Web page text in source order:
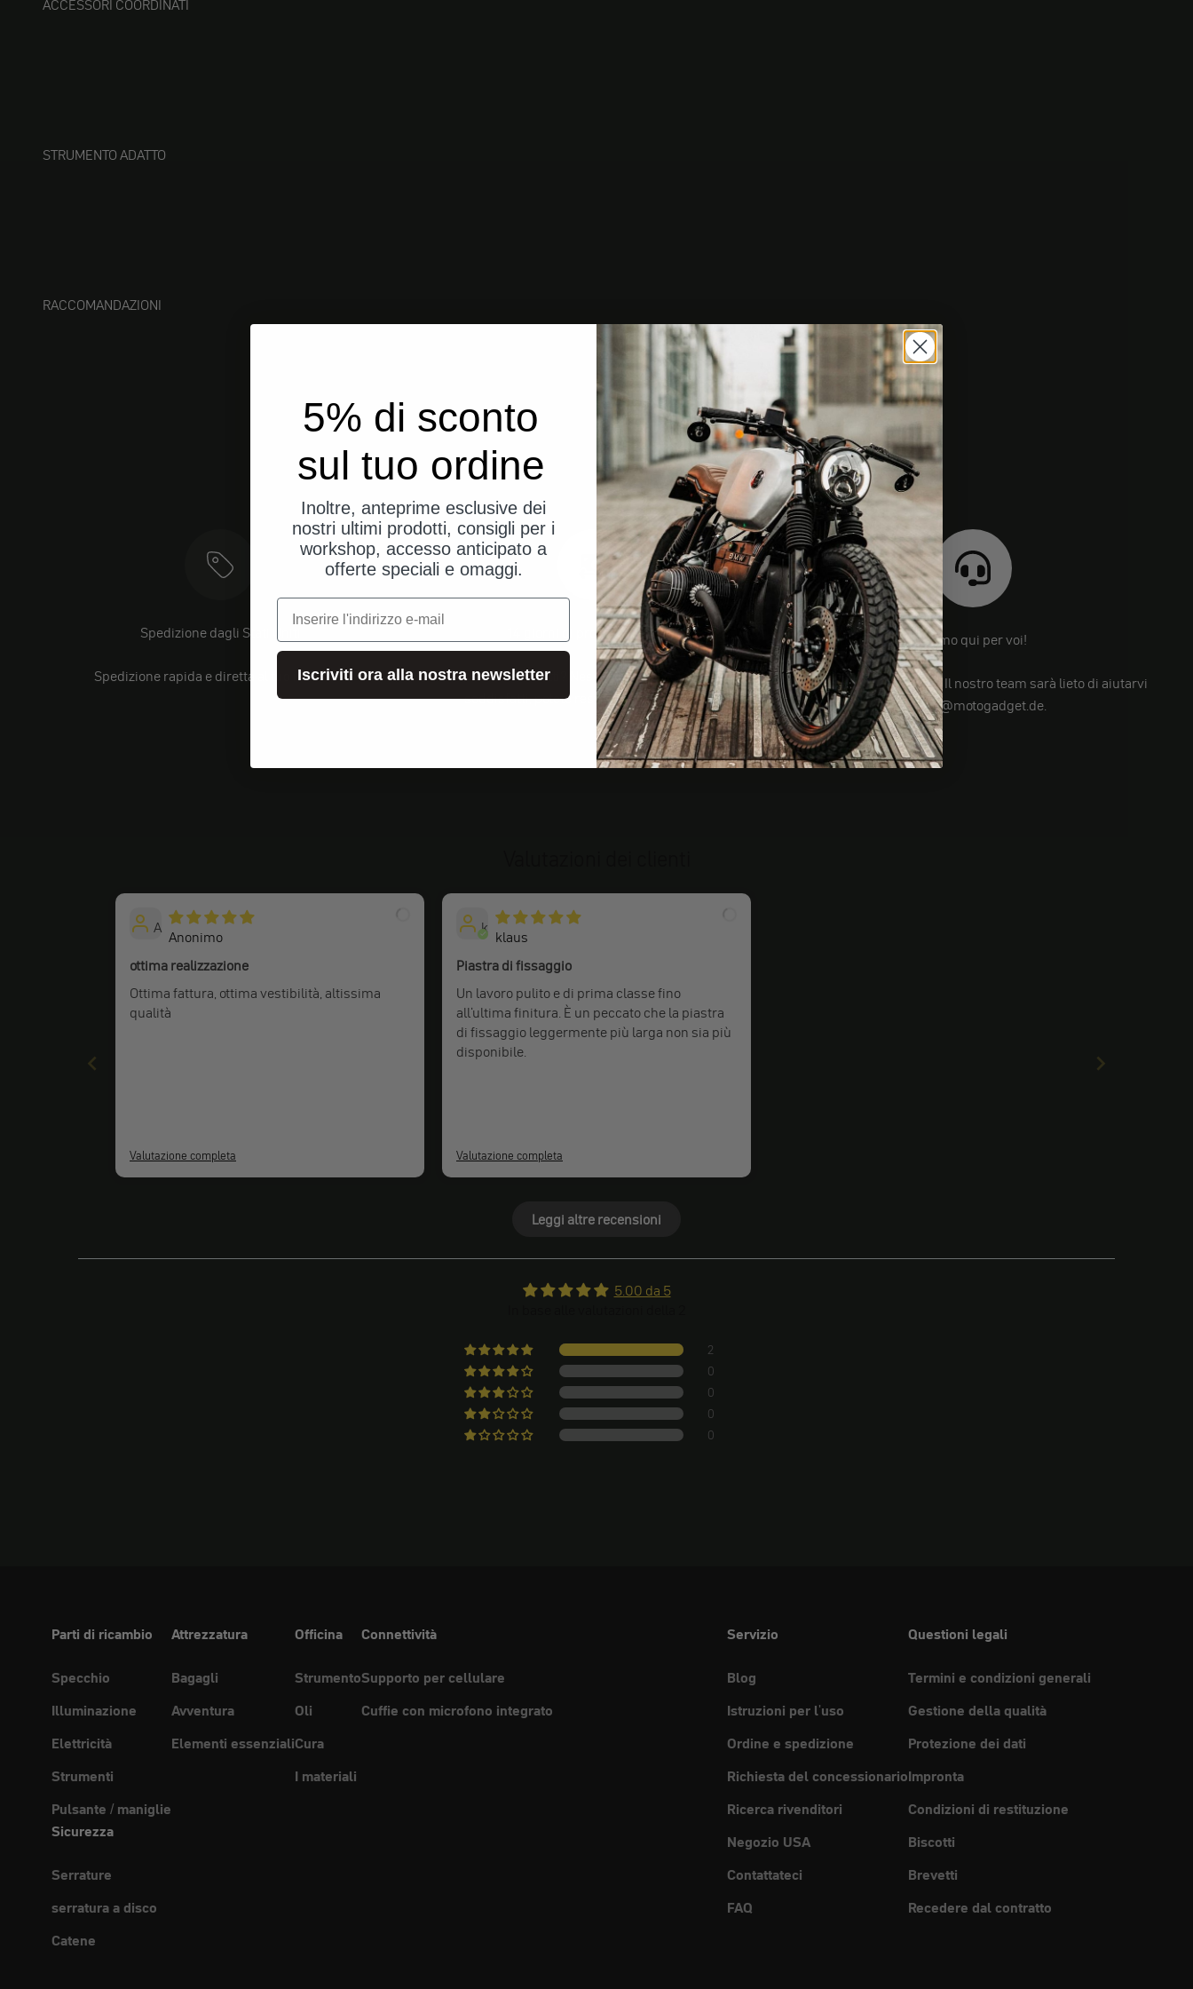
ACCESSORI COORDINATI
STRUMENTO ADATTO
RACCOMANDAZIONI
Spedizione dagli Stati Uniti
Spedizione rapida e diretta al tuo indirizzo.
14 giorni di prova senza rischi
Non siete soddisfatti? Nessun problema! Se non siete
soddisfatti, potete restituirci il vostro ordine.
Siamo qui per voi!
Avete ancora domande? Il nostro team sarà lieto di aiutarvi
su info@motogadget.de.
A Anonimo
ottima realizzazione
Ottima fattura, ottima vestibilità, altissima
qualità
Valutazione completa
k klaus
Piastra di fissaggio
Un lavoro pulito e di prima classe fino
all'ultima finitura. È un peccato che la piastra
di fissaggio leggermente più larga non sia più
disponibile.
Valutazione completa
Leggi altre recensioni
5.00 da 5
2
0
0
0
0
Parti di ricambio
Specchio
Illuminazione
Elettricità
Strumenti
Pulsante / maniglie
Attrezzatura
Bagagli
Avventura
Elementi essenziali
Officina
Strumento
Oli
Cura
I materiali
Connettività
Supporto per cellulare
Cuffie con microfono integrato
Sicurezza
Serrature
serratura a disco
Catene
Servizio
Blog
Istruzioni per l'uso
Ordine e spedizione
Richiesta del concessionario
Ricerca rivenditori
Negozio USA
Contattateci
FAQ
Questioni legali
Termini e condizioni generali
Gestione della qualità
Protezione dei dati
Impronta
Condizioni di restituzione
Biscotti
Brevetti
Recedere dal contratto
5% di sconto
sul tuo ordine
Inoltre, anteprime esclusive dei
nostri ultimi prodotti, consigli per i
workshop, accesso anticipato a
offerte speciali e omaggi.
e-mail
Iscriviti ora alla nostra newsletter